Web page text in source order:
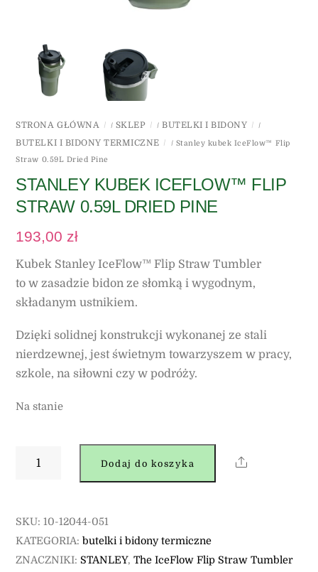
STRONA GŁÓWNA / SKLEP / BUTELKI I BIDONY /
BUTELKI I BIDONY TERMICZNE / Stanley kubek IceFlow™ Flip
Straw 0.59L Dried Pine
STANLEY KUBEK ICEFLOW™ FLIP
STRAW 0.59L DRIED PINE
193,00 zł
Kubek Stanley IceFlow™ Flip Straw Tumbler
to w zasadzie bidon ze słomką i wygodnym,
składanym ustnikiem.
Dzięki solidnej konstrukcji wykonanej ze stali
nierdzewnej, jest świetnym towarzyszem w pracy,
szkole, na siłowni czy w podróży.
Na stanie
Dodaj do koszyka Share
SKU:10-12044-051
KATEGORIA:butelki i bidony termiczne
ZNACZNIKI: STANLEY,The IceFlow Flip Straw Tumbler